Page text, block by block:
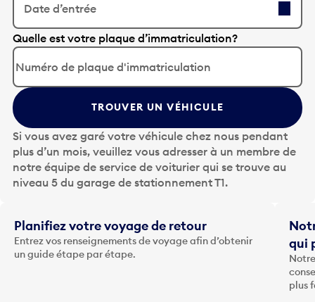
Date d’entrée
A
p
p
u
y
e
s
u
r
l
t
o
u
Quelle est votre plaque d’immatriculation?
TROUVER UN VÉHICULE
Si vous avez garé votre véhicule chez nous pendant
plus d’un mois, veuillez vous adresser à un membre de
notre équipe de service de voiturier qui se trouve au
niveau 5 du garage de stationnement T1.
Planifiez votre voyage de retour
Entrez vos renseignements de voyage afin d’obtenir
un guide étape par étape.
qui
plus